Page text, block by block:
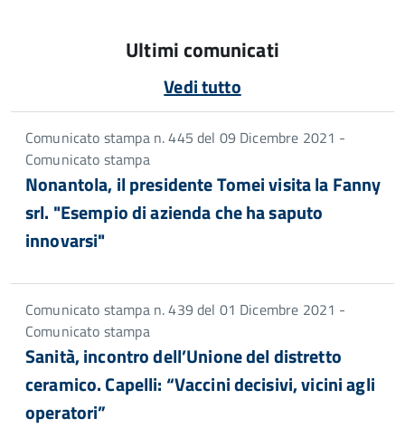
Ultimi comunicati
Vedi tutto
Comunicato stampa n. 445 del 09 Dicembre 2021 -
Comunicato stampa
Nonantola, il presidente Tomei visita la Fanny
srl. "Esempio di azienda che ha saputo
innovarsi"
Comunicato stampa n. 439 del 01 Dicembre 2021 -
Comunicato stampa
Sanità, incontro dell’Unione del distretto
ceramico. Capelli: “Vaccini decisivi, vicini agli
operatori”